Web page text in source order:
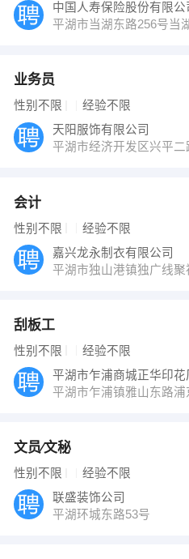
平湖市当湖东路256号当
业务员
性别不限 经验不限
天阳服饰有限公司
平湖市经济开发区兴平二
会计
性别不限 经验不限
嘉兴龙永制衣有限公司
平湖市独山港镇独广线聚
刮板工
性别不限 经验不限
平湖市乍浦商城正华印花
平湖市乍浦镇雅山东路浦
文员∕文秘
性别不限 经验不限
联盛装饰公司
平湖环城东路53号